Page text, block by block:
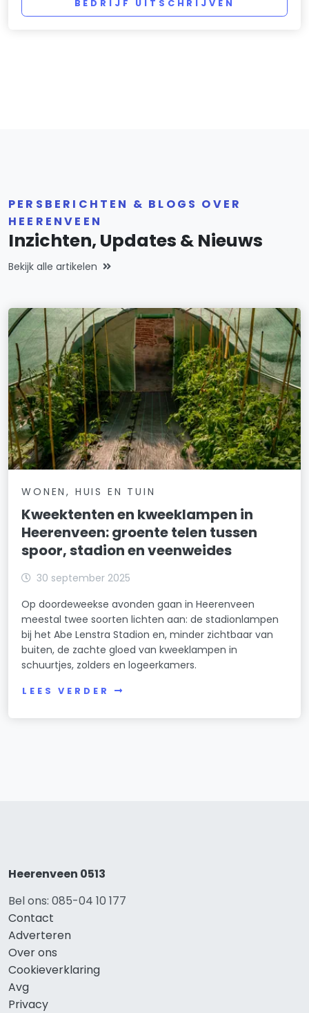
BEDRIJF UITSCHRIJVEN
PERSBERICHTEN & BLOGS OVER
HEERENVEEN
Inzichten, Updates & Nieuws
Bekijk alle artikelen
WONEN, HUIS EN TUIN
Kweektenten en kweeklampen in
Heerenveen: groente telen tussen
spoor, stadion en veenweides
30 september 2025
Op doordeweekse avonden gaan in Heerenveen
meestal twee soorten lichten aan: de stadionlampen
bij het Abe Lenstra Stadion en, minder zichtbaar van
buiten, de zachte gloed van kweeklampen in
schuurtjes, zolders en logeerkamers.
LEES VERDER
Heerenveen 0513
Bel ons: 085-04 10 177
Contact
Adverteren
Over ons
Cookieverklaring
Avg
Privacy